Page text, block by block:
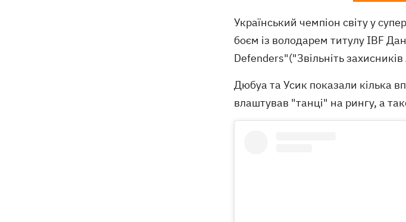
Український чемпіон світу у
боєм із володарем титулу IBF
Defenders"("Звільніть
Дюбуа та Усик показали кілька
влаштував "танці" на рингу, а